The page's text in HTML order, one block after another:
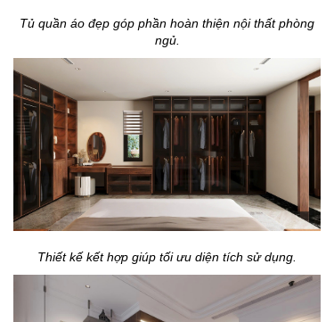
Tủ quần áo đẹp góp phần hoàn thiện nội thất phòng
ngủ.
Thiết kế kết hợp giúp tối ưu diện tích sử dụng.